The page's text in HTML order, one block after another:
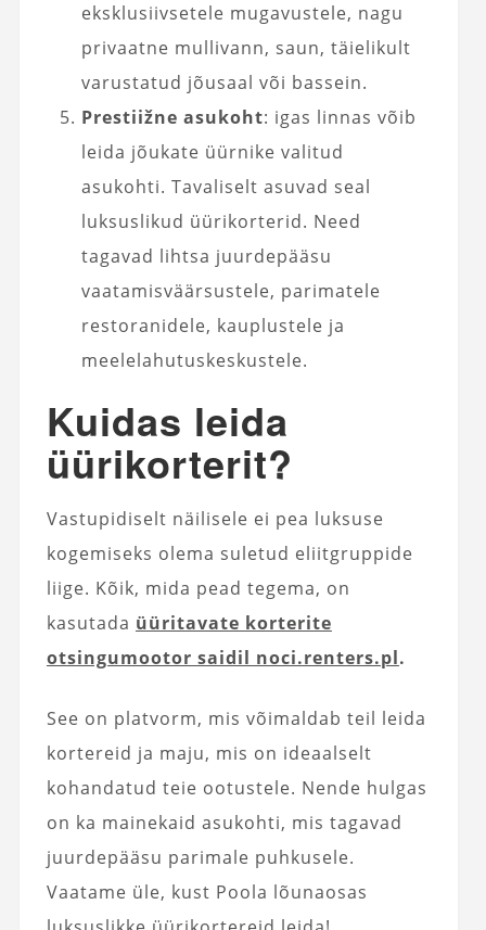
eksklusiivsetele mugavustele, nagu
privaatne mullivann, saun, täielikult
varustatud jõusaal või bassein.
Prestiižne asukoht: igas linnas võib
leida jõukate üürnike valitud
asukohti. Tavaliselt asuvad seal
luksuslikud üürikorterid. Need
tagavad lihtsa juurdepääsu
vaatamisväärsustele, parimatele
restoranidele, kauplustele ja
meelelahutuskeskustele.
Kuidas leida
üürikorterit?
Vastupidiselt näilisele ei pea luksuse
kogemiseks olema suletud eliitgruppide
liige. Kõik, mida pead tegema, on
kasutada üüritavate korterite
otsingumootor saidil noci.renters.pl.
See on platvorm, mis võimaldab teil leida
kortereid ja maju, mis on ideaalselt
kohandatud teie ootustele. Nende hulgas
on ka mainekaid asukohti, mis tagavad
juurdepääsu parimale puhkusele.
Vaatame üle, kust Poola lõunaosas